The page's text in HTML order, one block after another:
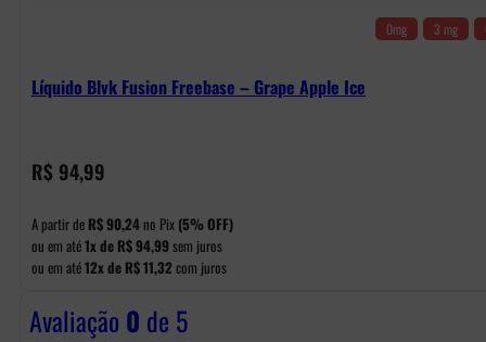
0mg 3 mg
Líquido Blvk Fusion Freebase – Grape Apple Ice
R$ 94,99
A partir de R$90,24 no Pix (5% OFF)
ou em até1x de R$94,99 sem juros
ou em até12x de R$11,32 com juros
Avaliação 0 de 5